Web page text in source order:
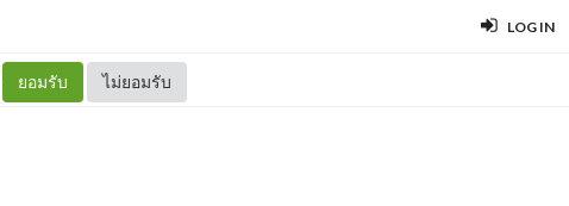
LOG IN
ยอมรับ ไม่ยอมรับ